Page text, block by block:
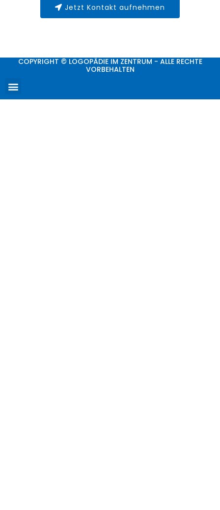
Jetzt Kontakt aufnehmen
COPYRIGHT © LOGOPÄDIE IM ZENTRUM - ALLE RECHTE
VORBEHALTEN